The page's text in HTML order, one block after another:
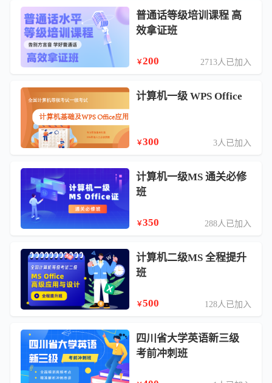
普通话等级培训课程 高
效拿证班
￥200 2713人已加入
计算机一级 WPS Office
￥300 3人已加入
计算机一级MS 通关必修
班
￥350 288人已加入
计算机二级MS 全程提升
班
￥500 128人已加入
四川省大学英语新三级
考前冲刺班